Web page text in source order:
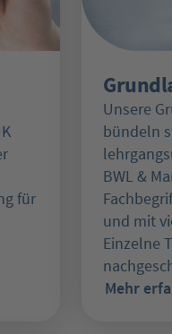
für
Unsere
bündeln
BWL &
und mit
Einzelne
Mehr